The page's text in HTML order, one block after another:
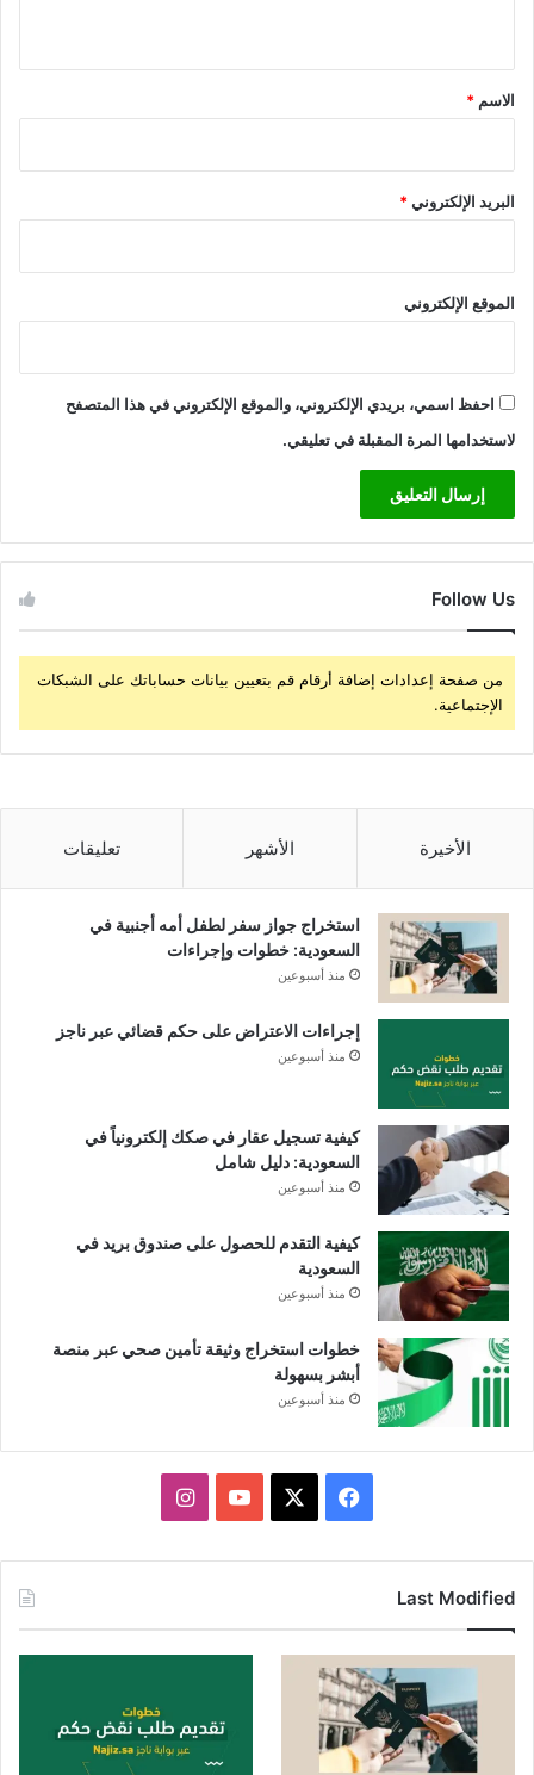
*
الاسم *
البريد الإلكتروني*
الموقع الإلكتروني
احفظ اسمي، بريدي الإلكتروني، والموقع الإلكتروني في هذا المتصفح
لاستخدامها المرة المقبلة في تعليقي.
Follow Us
من صفحة إعدادات إضافة أرقام قم بتعيين بيانات حساباتك على الشبكات
الإجتماعية.
الأخيرة الأشهر تعليقات
استخراج جواز سفر لطفل أمه أجنبية في
السعودية: خطوات وإجراءات
منذ أسبوعين
إجراءات الاعتراض على حكم قضائي عبر ناجز
منذ أسبوعين
كيفية تسجيل عقار في صكك إلكترونياً في
السعودية: دليل شامل
منذ أسبوعين
كيفية التقدم للحصول على صندوق بريد في
السعودية
منذ أسبوعين
خطوات استخراج وثيقة تأمين صحي عبر منصة
أبشر بسهولة
منذ أسبوعين
فيسبوك يوتيوبانستقرام
Last Modified